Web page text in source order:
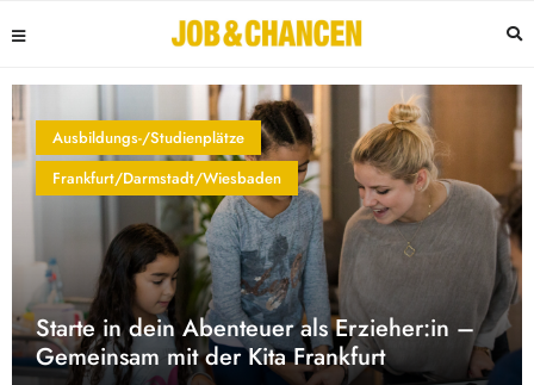
Ausbildungs-/Studienplätze
Frankfurt/Darmstadt/Wiesbaden
Starte in dein Abenteuer als Erzieher:in –
Gemeinsam mit der Kita Frankfurt